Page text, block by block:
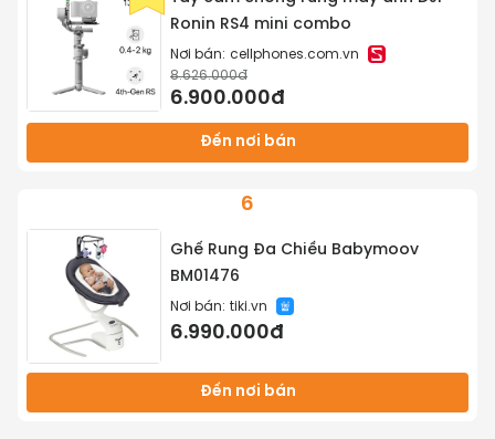
Ronin RS4 mini combo
Nơi bán: cellphones.com.vn
8.626.000đ
6.900.000đ
Đến nơi bán
6
Ghế Rung Đa Chiều Babymoov
BM01476
Nơi bán: tiki.vn
6.990.000đ
Đến nơi bán